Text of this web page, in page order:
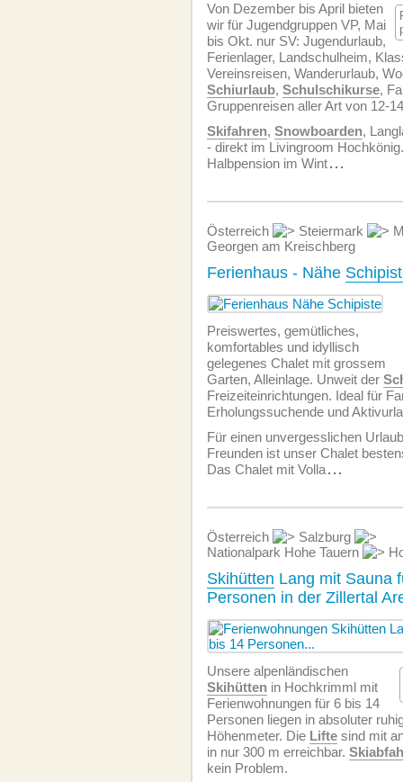
Von Dezember bis April bieten
wir für Jugendgruppen VP, Mai
bis Okt. nur SV: Jugendurlaub,
Ferienlager, Landschulheim,
Vereinsreisen, Wanderurlaub,
Schiurlaub, Schulschikurse,
Gruppenreisen aller Art von 12-
Skifahren, Snowboarden,
- direkt im Livingroom
Halbpension im Wint...
Österreich Steiermark
Georgen am Kreischberg
Ferienhaus - Nähe
Preiswertes, gemütliches,
komfortables und idyllisch
gelegenes Chalet mit grossem
Garten, Alleinlage. Unweit der
Freizeiteinrichtungen. Ideal für
Erholungssuchende und
Für einen unvergesslichen
Freunden ist unser Chalet
Das Chalet mit Volla...
Österreich
Salzburg
Nationalpark Hohe Tauern
Skihütten Lang mit Sauna
Personen in der Zillertal
Unsere alpenländischen
Skihütten in Hochkrimml mit
Ferien­wohnungen für 6 bis 14
Personen liegen in absoluter
Höhenmeter. Die Lifte sind mit
in nur 300 m erreichbar.
kein Problem.